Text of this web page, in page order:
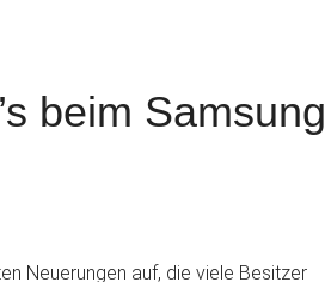
beim Samsung
Neuerungen auf, die viele Besitzer